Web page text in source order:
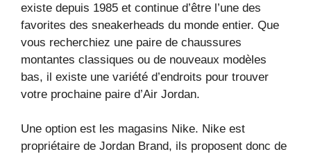
existe depuis 1985 et continue d’être l’une des
favorites des sneakerheads du monde entier. Que
vous recherchiez une paire de chaussures
montantes classiques ou de nouveaux modèles
bas, il existe une variété d’endroits pour trouver
votre prochaine paire d’Air Jordan.
Une option est les magasins Nike. Nike est
propriétaire de Jordan Brand, ils proposent donc de